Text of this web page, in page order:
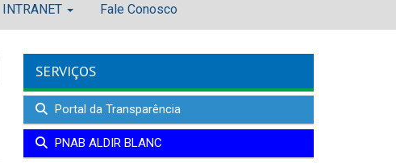
INTRANET Fale Conosco
SERVIÇOS
Portal da Transparência
PNAB ALDIR BLANC